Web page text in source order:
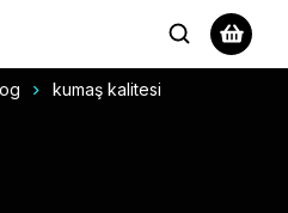
kumaş kalitesi